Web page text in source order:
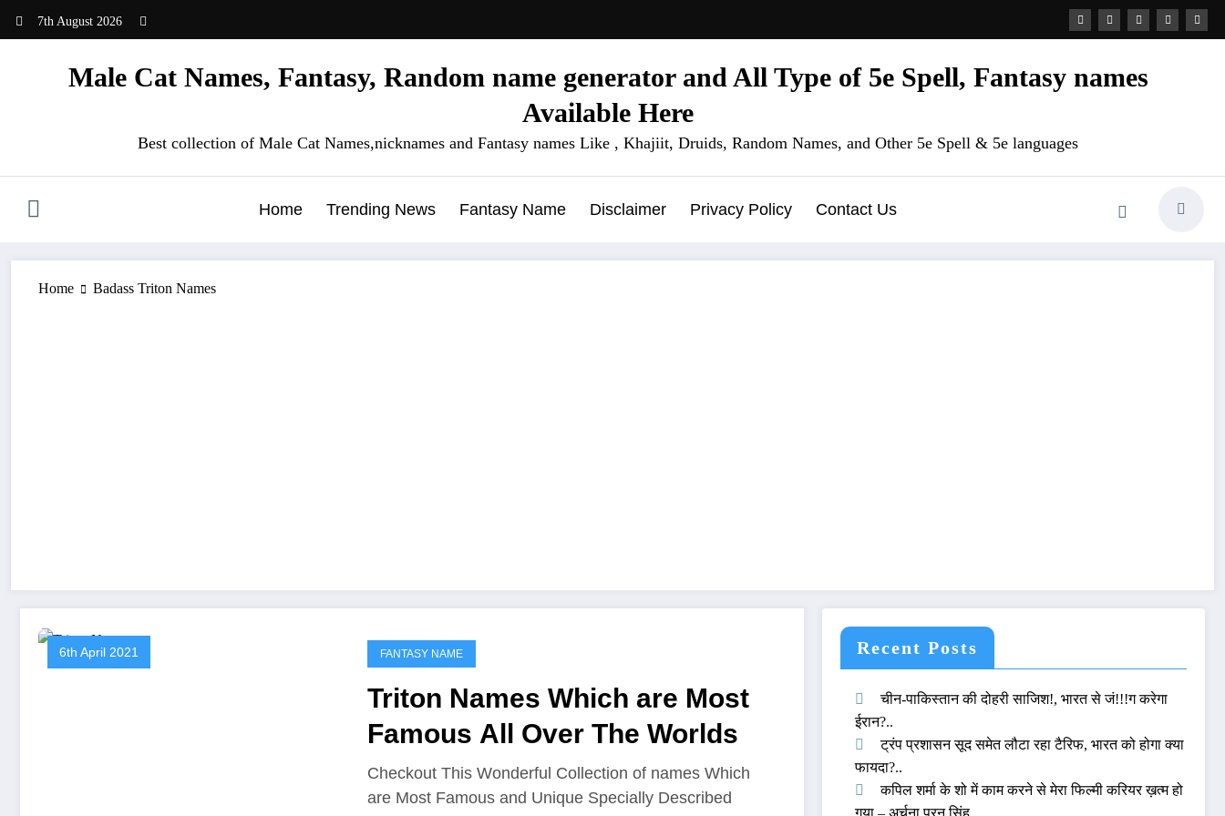
7th August 2026
Male Cat Names, Fantasy, Random name generator and All Type of 5e Spell, Fantasy names
Available Here
Best collection of Male Cat Names,nicknames and Fantasy names Like , Khajiit, Druids, Random Names, and Other 5e Spell & 5e languages
Home Trending News Fantasy Name Disclaimer Privacy Policy Contact Us
Home Badass Triton Names
6th April 2021 FANTASY NAME
Triton Names Which are Most
Famous All Over The Worlds
Checkout This Wonderful Collection of names Which
are Most Famous and Unique Specially Described
Recent Posts
चीन-पाकिस्तान की दोहरी साजिश!, भारत से जं!!!ग करेगा
ईरान?..
ट्रंप प्रशासन सूद समेत लौटा रहा टैरिफ, भारत को होगा क्या
फायदा?..
कपिल शर्मा के शो में काम करने से मेरा फिल्मी करियर ख़त्म हो
गया – अर्चना पूरन सिंह..